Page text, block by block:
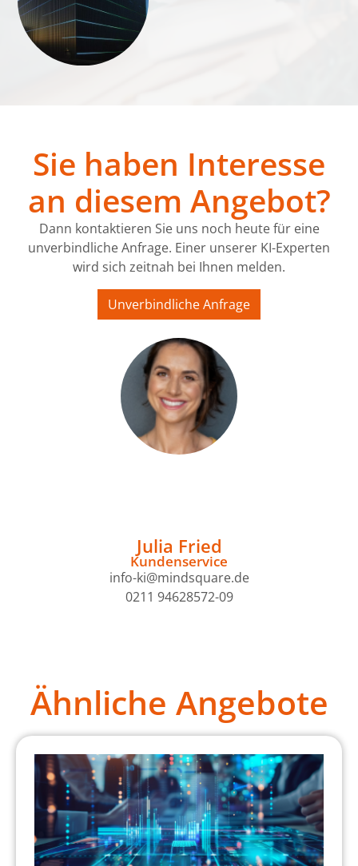
Sie haben Interesse
an diesem Angebot?
Dann kontaktieren Sie uns noch heute für eine
unverbindliche Anfrage. Einer unserer KI-Experten
wird sich zeitnah bei Ihnen melden.
Unverbindliche Anfrage
Julia Fried
Kundenservice
info-ki@mindsquare.de
0211 94628572-09
Ähnliche Angebote